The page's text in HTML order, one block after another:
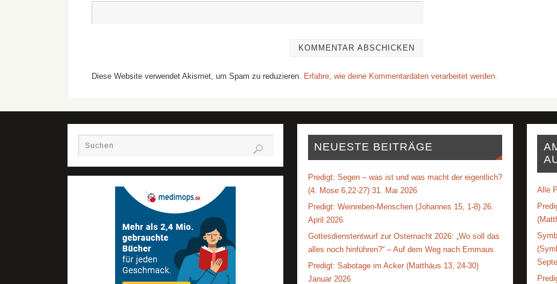
Diese Website verwendet Akismet, um Spam zu reduzieren. Erfahre, wie deine Kommentardaten verarbeitet werden.
NEUESTE BEITRÄGE
Predigt: Segen – was ist und was macht der eigentlich?
(4. Mose 6,22-27) 31. Mai 2026
Predigt: Weinreben-Menschen (Johannes 15, 1-8) 26.
April 2026
Gottesdienstentwurf zur Osternacht 2026: „Wo soll das
alles noch hinführen?“ – Auf dem Weg nach Emmaus
Predigt: Sabotage im Acker (Matthäus 13, 24-30)
Januar 2026
Alle